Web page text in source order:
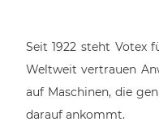
Seit 1922 steht Votex
Weltweit vertrauen
auf Maschinen, die
darauf ankommt.